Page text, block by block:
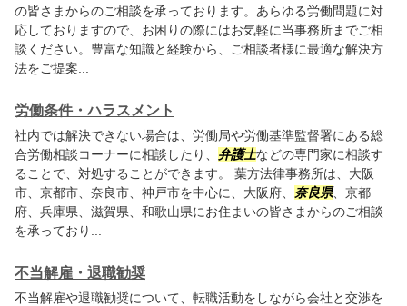
の皆さまからのご相談を承っております。あらゆる労働問題に対
応しておりますので、お困りの際にはお気軽に当事務所までご相
談ください。豊富な知識と経験から、ご相談者様に最適な解決方
法をご提案...
労働条件・ハラスメント
社内では解決できない場合は、労働局や労働基準監督署にある総
合労働相談コーナーに相談したり、 弁護士などの専門家に相談す
ることで、対処することができます。 葉方法律事務所は、大阪
市、京都市、奈良市、神戸市を中心に、大阪府、 奈良県、京都
府、兵庫県、滋賀県、和歌山県にお住まいの皆さまからのご相談
を承っており...
不当解雇・退職勧奨
不当解雇や退職勧奨について、転職活動をしながら会社と交渉を